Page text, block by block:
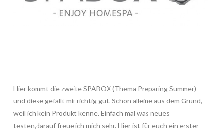
Hier kommt die zweite SPABOX (Thema Preparing Summer)
und diese gefällt mir richtig gut. Schon alleine aus dem Grund,
weil ich kein Produkt kenne. Einfach mal was neues
testen,darauf freue ich mich sehr. Hier ist für euch ein erster